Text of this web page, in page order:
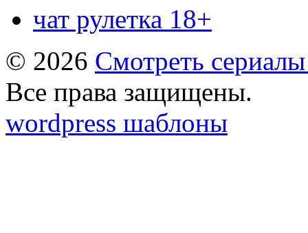
чат рулетка 18+
© 2026 Смотреть
Все права защищены.
wordpress шаблоны